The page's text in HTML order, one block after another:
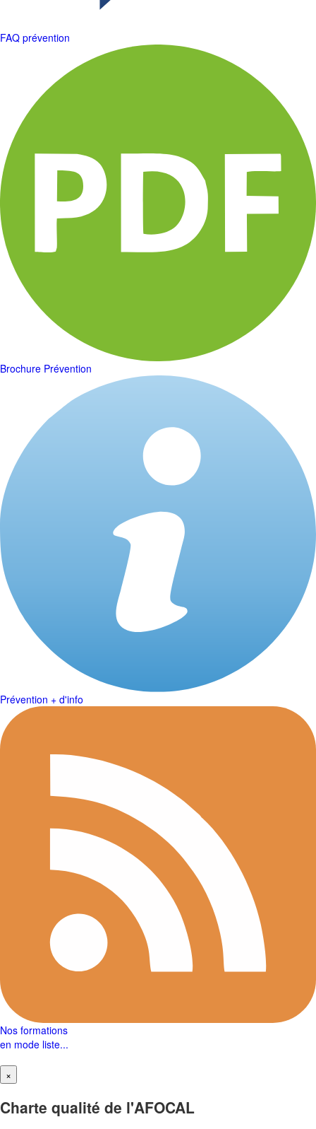
FAQ prévention
Brochure Prévention
Prévention + d'info
Nos formations
en mode liste...
×
Charte qualité de l'AFOCAL